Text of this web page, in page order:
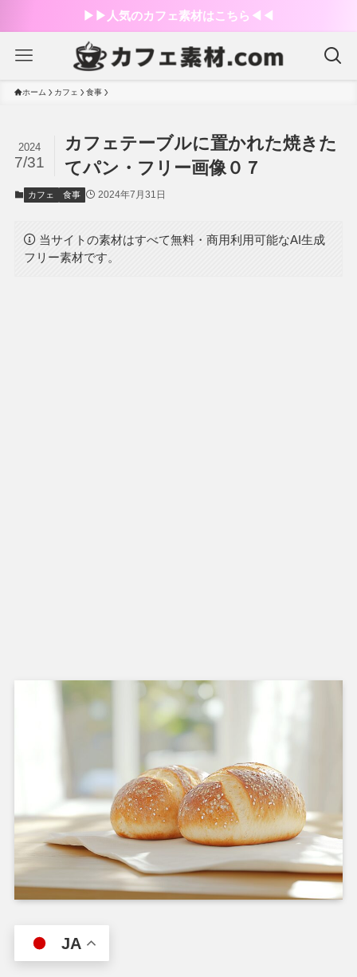
▶︎▶︎人気のカフェ素材はこちら◀︎◀︎
ホーム カフェ 食事
カフェテーブルに置かれた焼きた
てパン・フリー画像０７
2024
7/31
カフェ 食事 2024年7月31日
当サイトの素材はすべて無料・商用利用可能なAI生成
フリー素材です。
JA